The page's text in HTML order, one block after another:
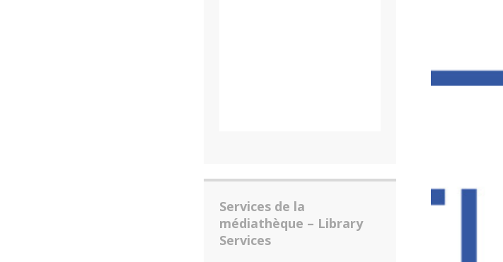
Services de la
médiathèque – Library
Services